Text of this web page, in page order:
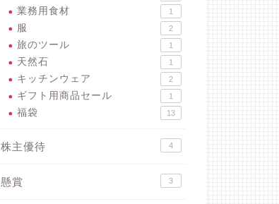
業務用食材 1
服 2
旅のツール 1
天然石 1
キッチンウェア 2
ギフト用商品セール 1
福袋 13
株主優待 4
懸賞 3